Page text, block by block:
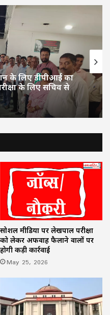
के लिए डीपीआई का
के लिए सचिव से
सोशल मीडिया पर लेखपाल परीक्षा
को लेकर अफवाह फैलाने वालों पर
होगी कड़ी कार्रवाई
May 25, 2026